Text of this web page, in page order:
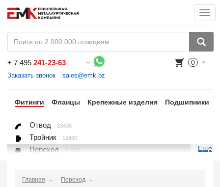
+ 7 495 241-23-63
Заказать звонок sales@emk.bz
0
Фитинги Фланцы Крепежные изделия Подшипники
Отвод 33435
Тройник 15860
Переход 24553 Еще
Главная
Переход